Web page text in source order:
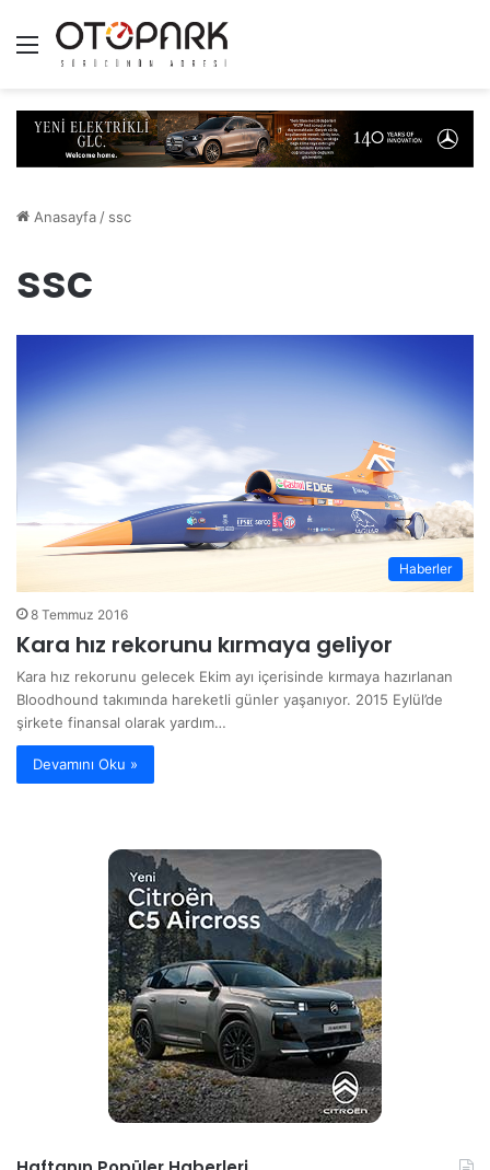
Menü
Anasayfa / ssc
ssc
Haberler
8 Temmuz 2016
Kara hız rekorunu kırmaya geliyor
Kara hız rekorunu gelecek Ekim ayı içerisinde kırmaya hazırlanan
Bloodhound takımında hareketli günler yaşanıyor. 2015 Eylül’de
şirkete finansal olarak yardım…
Devamını Oku »